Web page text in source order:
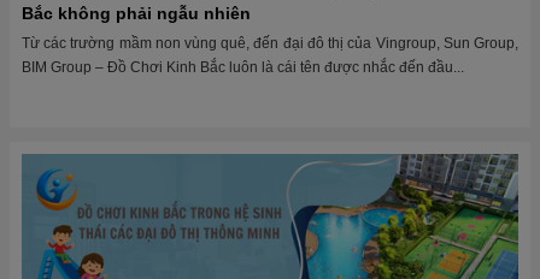
Bắc không phải ngẫu nhiên
Từ các trường mầm non vùng quê, đến đại đô thị của Vingroup, Sun Group,
BIM Group – Đồ Chơi Kinh Bắc luôn là cái tên được nhắc đến đầu...